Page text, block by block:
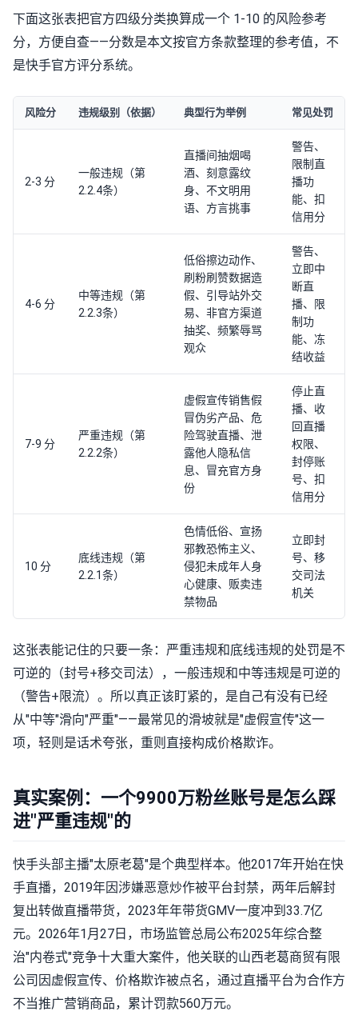
下面这张表把官方四级分类换算成一个 1-10 的风险参考
分，方便自查——分数是本文按官方条款整理的参考值，不
是快手官方评分系统。
风险分 违规级别（依据） 典型行为举例 常见处罚
2-3 分
一般违规（第
2.2.4条）
直播间抽烟喝
酒、刻意露纹
身、不文明用
语、方言挑事
警告、
限制直
播功
能、扣
信用分
4-6 分
中等违规（第
2.2.3条）
低俗擦边动作、
刷粉刷赞数据造
假、引导站外交
易、非官方渠道
抽奖、频繁辱骂
观众
警告、
立即中
断直
播、限
制功
能、冻
结收益
7-9 分
严重违规（第
2.2.2条）
虚假宣传销售假
冒伪劣产品、危
险驾驶直播、泄
露他人隐私信
息、冒充官方身
份
停止直
播、收
回直播
权限、
封停账
号、扣
信用分
10 分
底线违规（第
2.2.1条）
色情低俗、宣扬
邪教恐怖主义、
侵犯未成年人身
心健康、贩卖违
禁物品
立即封
号、移
交司法
机关
这张表能记住的只要一条：严重违规和底线违规的处罚是不
可逆的（封号+移交司法），一般违规和中等违规是可逆的
（警告+限流）。所以真正该盯紧的，是自己有没有已经
从"中等"滑向"严重"——最常见的滑坡就是"虚假宣传"这一
项，轻则是话术夸张，重则直接构成价格欺诈。
真实案例：一个9900万粉丝账号是怎么踩
进"严重违规"的
快手头部主播"太原老葛"是个典型样本。他2017年开始在快
手直播，2019年因涉嫌恶意炒作被平台封禁，两年后解封
复出转做直播带货，2023年年带货GMV一度冲到33.7亿
元。2026年1月27日，市场监管总局公布2025年综合整
治"内卷式"竞争十大重大案件，他关联的山西老葛商贸有限
公司因虚假宣传、价格欺诈被点名，通过直播平台为合作方
不当推广营销商品，累计罚款560万元。